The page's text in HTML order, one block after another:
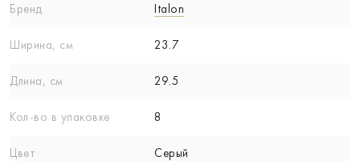
Бренд Italon
Ширина, см 23.7
Длина, см 29.5
Кол-вo в упаковке 8
Цвет Серый